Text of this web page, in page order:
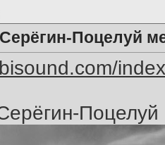
Поцелуй
Поцелуй